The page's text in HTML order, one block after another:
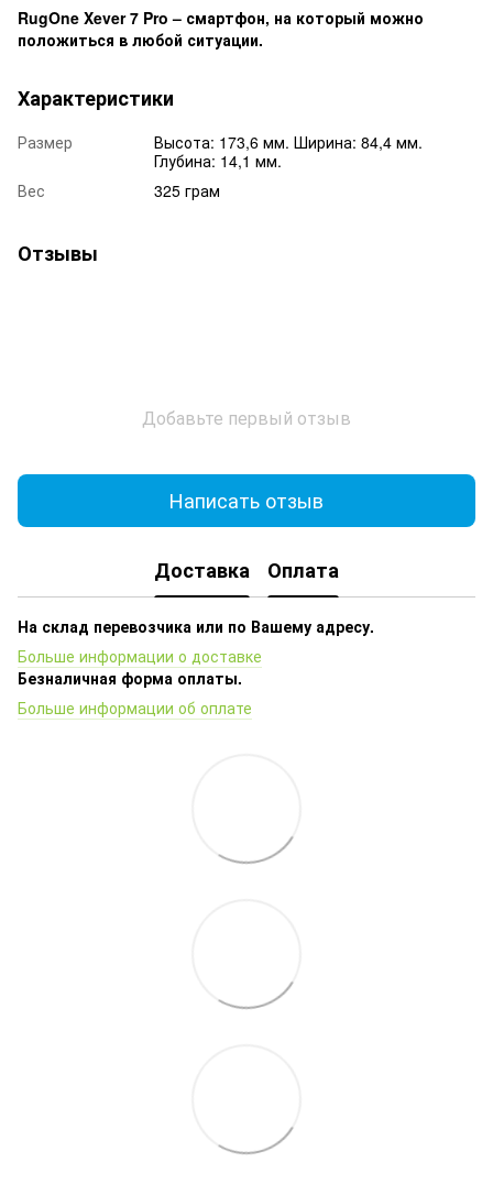
RugOne Xever 7 Pro – смартфон, на который можно
положиться в любой ситуации.
Характеристики
Размер
Высота: 173,6 мм. Ширина: 84,4 мм.
Глубина: 14,1 мм.
Вес
325 грам
Отзывы
Добавьте первый отзыв
Написать отзыв
Доставка Оплата
На склад перевозчика или по Вашему адресу.
Больше информации о доставке
Безналичная форма оплаты.
Больше информации об оплате